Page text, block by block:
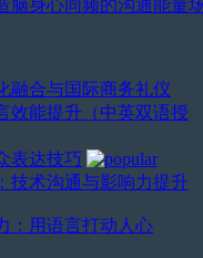
脑身心同频的沟通能量
融合与国际商务礼仪
效能提升（中英双语授
表达技巧
技术沟通与影响力提升
：用语言打动人心